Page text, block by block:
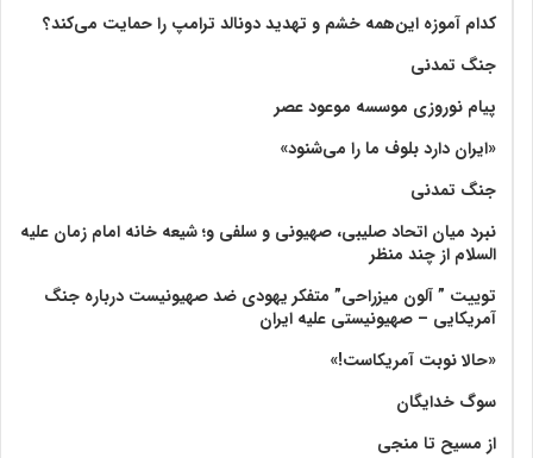
کدام آموزه این‌همه خشم و تهدید دونالد ترامپ را حمایت می‌کند؟
جنگ تمدنی
پیام نوروزی موسسه موعود عصر
«ایران دارد بلوف ما را می‌شنود»
جنگ تمدنی
نبرد میان اتحاد صلیبی، صهیونی و سلفی و؛ شیعه خانه امام زمان علیه
السلام از چند منظر
توییت ” آلون میزراحی” متفکر یهودی ضد صهیونیست درباره جنگ
آمریکایی – صهیونیستی علیه ایران
«حالا نوبت آمریکاست!»
سوگ خدایگان
از مسیح تا منجی